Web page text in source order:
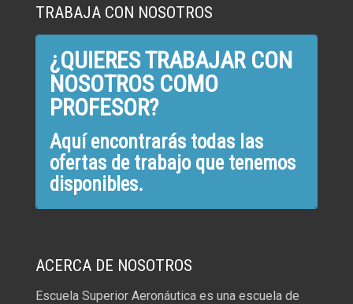
TRABAJA CON NOSOTROS
¿QUIERES TRABAJAR CON
NOSOTROS COMO
PROFESOR?
Aquí encontrarás todas las
ofertas de trabajo que tenemos
disponibles.
ACERCA DE NOSOTROS
Escuela Superior Aeronáutica es una escuela de